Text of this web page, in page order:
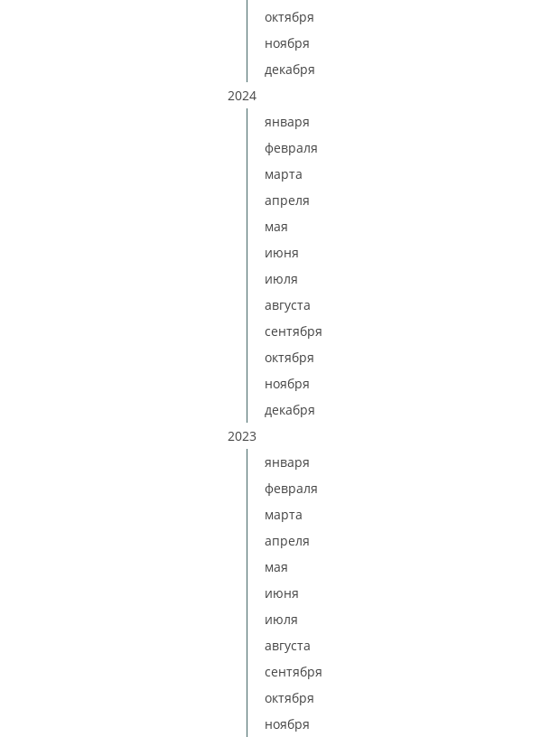
октября
ноября
декабря
2024
января
февраля
марта
апреля
мая
июня
июля
августа
сентября
октября
ноября
декабря
2023
января
февраля
марта
апреля
мая
июня
июля
августа
сентября
октября
ноября